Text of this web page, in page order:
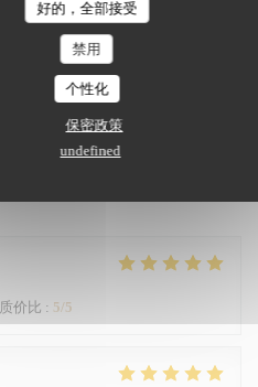
好的，全部接受
禁用
个性化
保密政策
undefined
质价比 : 5/5